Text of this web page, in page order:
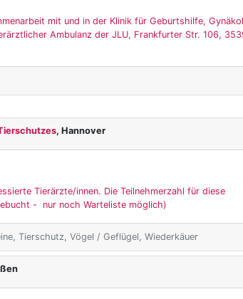
mit und in der Klinik für Geburtshilfe,
Ambulanz der JLU, Frankfurter Str. 106,
, Hannover
Tierärzte/innen. Die Teilnehmerzahl für diese
- nur noch Warteliste möglich)
Tierschutz, Vögel / Geflügel, Wiederkäuer